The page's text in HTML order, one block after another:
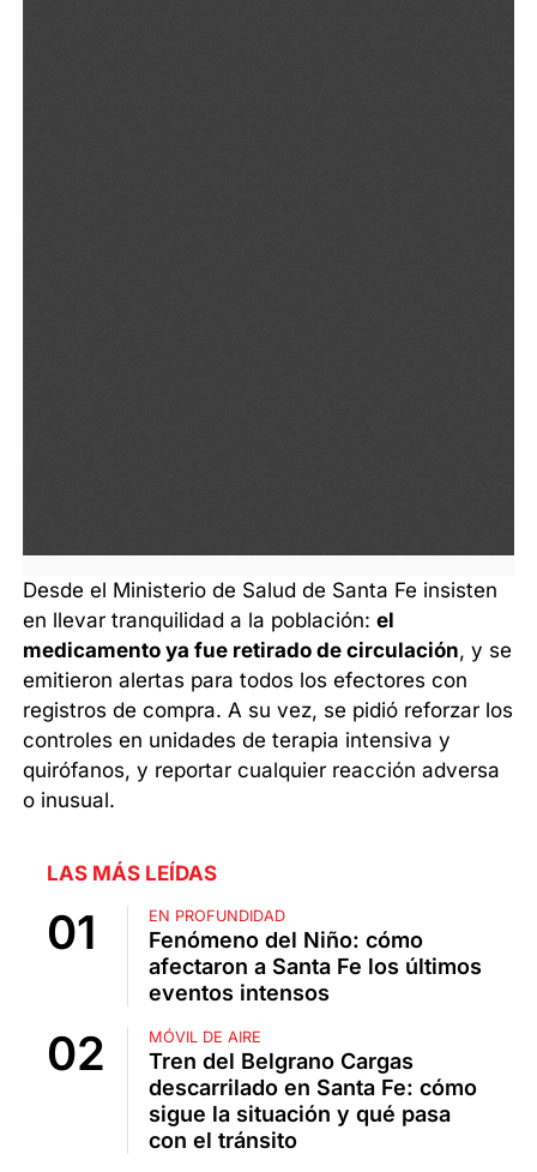
Desde el Ministerio de Salud de Santa Fe insisten
en llevar tranquilidad a la población:el
medicamento ya fue retirado de circulación, y se
emitieron alertas para todos los efectores con
registros de compra. A su vez, se pidió reforzar los
controles en unidades de terapia intensiva y
quirófanos, y reportar cualquier reacción adversa
o inusual.
LAS MÁS LEÍDAS
EN PROFUNDIDAD
Fenómeno del Niño: cómo
afectaron a Santa Fe los últimos
eventos intensos
MÓVIL DE AIRE
Tren del Belgrano Cargas
descarrilado en Santa Fe: cómo
sigue la situación y qué pasa
con el tránsito